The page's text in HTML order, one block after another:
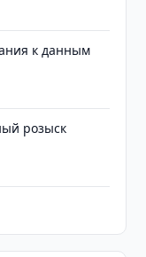
к данным
розыск